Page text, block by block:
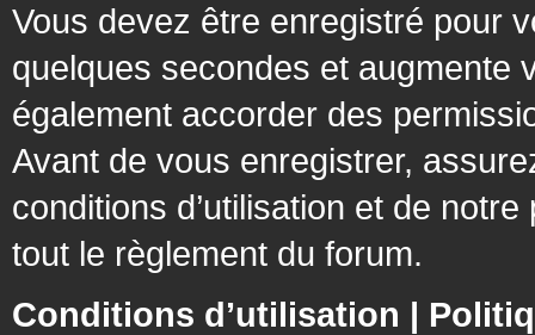
Vous devez être enregistré pour
quelques secondes et augmente
également accorder des
Avant de vous enregistrer,
conditions d’utilisation et de
tout le règlement du forum.
Conditions d’utilisation |